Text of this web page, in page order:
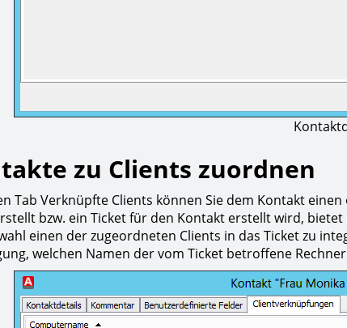
zu Clients zuordnen
Tab Verknüpfte Clients können Sie dem Kontakt
bzw. ein Ticket für den Kontakt erstellt wird,
einen der zugeordneten Clients in das Ticket zu
welchen Namen der vom Ticket betroffene